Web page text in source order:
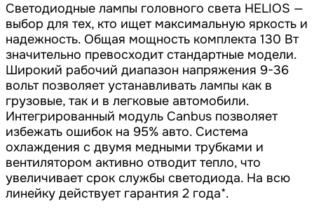
Светодиодные лампы головного света HELIOS —
выбор для тех, кто ищет максимальную яркость и
надежность. Общая мощность комплекта 130 Вт
значительно превосходит стандартные модели.
Широкий рабочий диапазон напряжения 9-36
вольт позволяет устанавливать лампы как в
грузовые, так и в легковые автомобили.
Интегрированный модуль Canbus позволяет
избежать ошибок на 95% авто. Система
охлаждения с двумя медными трубками и
вентилятором активно отводит тепло, что
увеличивает срок службы светодиода. На всю
линейку действует гарантия 2 года*.